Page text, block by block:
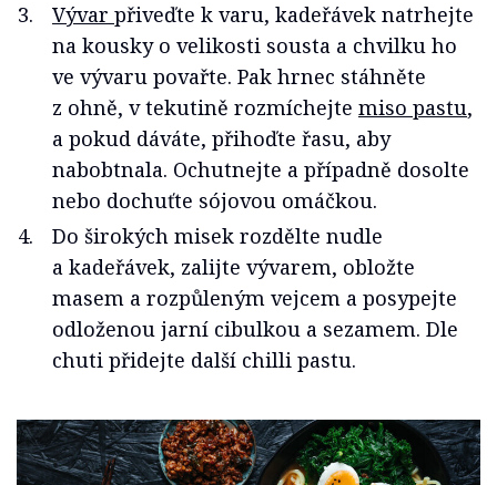
Vývar přiveďte k varu, kadeřávek natrhejte
na kousky o velikosti sousta a chvilku ho
ve vývaru povařte. Pak hrnec stáhněte
z ohně, v tekutině rozmíchejte miso pastu,
a pokud dáváte, přihoďte řasu, aby
nabobtnala. Ochutnejte a případně dosolte
nebo dochuťte sójovou omáčkou.
Do širokých misek rozdělte nudle
a kadeřávek, zalijte vývarem, obložte
masem a rozpůleným vejcem a posypejte
odloženou jarní cibulkou a sezamem. Dle
chuti přidejte další chilli pastu.